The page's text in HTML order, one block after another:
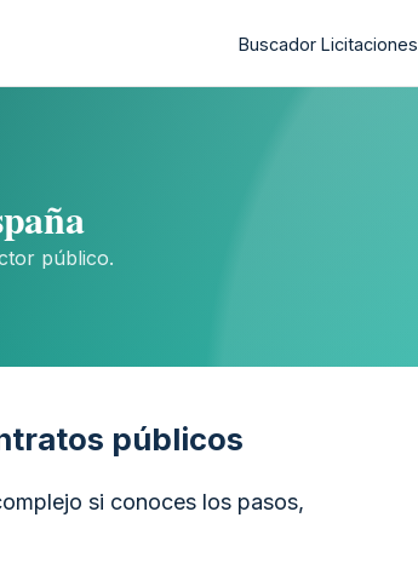
Buscador Licitaciones
público.
públicos
si conoces los pasos,